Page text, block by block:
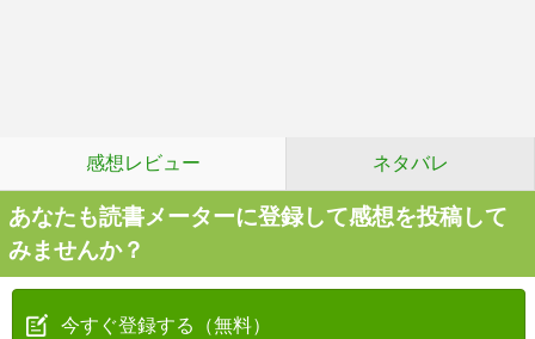
感想レビュー ネタバレ
あなたも読書メーターに登録して感想を投稿して
みませんか？
今すぐ登録する（無料）